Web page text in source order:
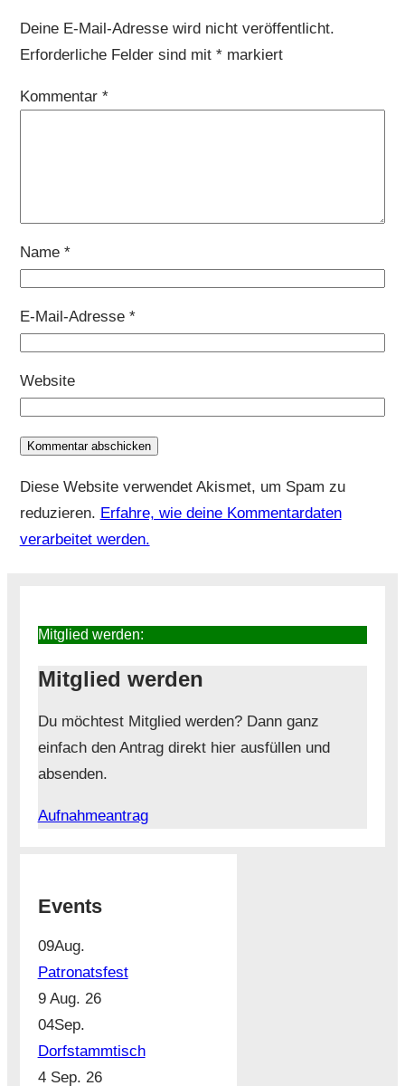
Deine E-Mail-Adresse wird nicht veröffentlicht.
Erforderliche Felder sind mit *markiert
Kommentar *
Name *
E-Mail-Adresse *
Website
Diese Website verwendet Akismet, um Spam zu
reduzieren. Erfahre, wie deine Kommentardaten
verarbeitet werden.
Mitglied werden:
Mitglied werden
Du möchtest Mitglied werden? Dann ganz
einfach den Antrag direkt hier ausfüllen und
absenden.
Aufnahmeantrag
Events
09Aug.
Patronatsfest
9 Aug. 26
04Sep.
Dorfstammtisch
4 Sep. 26